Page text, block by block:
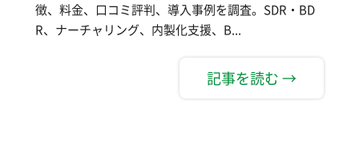
徴、料金、口コミ評判、導入事例を調査。SDR・BD
R、ナーチャリング、内製化支援、B...
記事を読む →